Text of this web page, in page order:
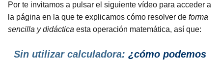
Por te invitamos a pulsar el siguiente vídeo para acceder a
la página en la que te explicamos cómo resolver de forma
sencilla y didáctica esta operación matemática, así que:
Sin utilizar calculadora: ¿cómo podemos